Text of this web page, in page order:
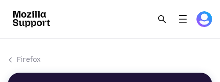
Firefox